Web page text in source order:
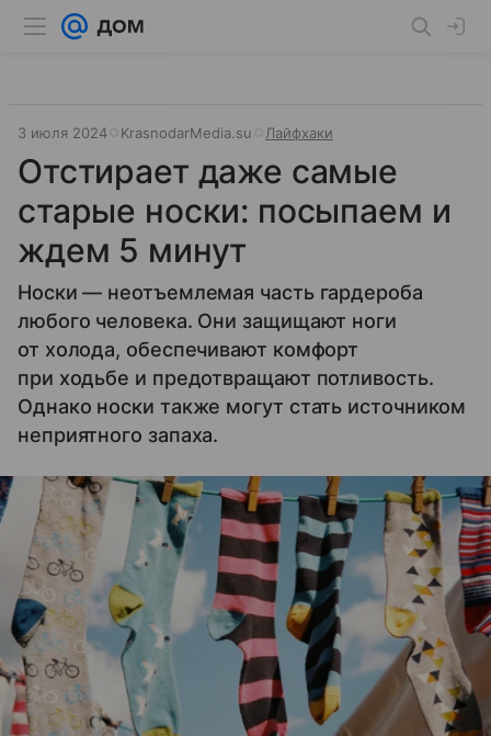
3 июля 2024 KrasnodarMedia.su Лайфхаки
Отстирает даже самые
старые носки: посыпаем и
ждем 5 минут
Носки — неотъемлемая часть гардероба
любого человека. Они защищают ноги
от холода, обеспечивают комфорт
при ходьбе и предотвращают потливость.
Однако носки также могут стать источником
неприятного запаха.